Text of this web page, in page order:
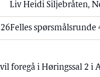
Liv Heidi Siljebråten,
Felles spørsmålsrunde
foregå i Høringssal 2 i